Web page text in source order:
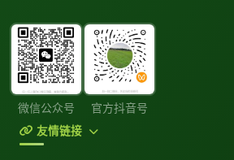
微信公众号 官方抖音号
友情链接